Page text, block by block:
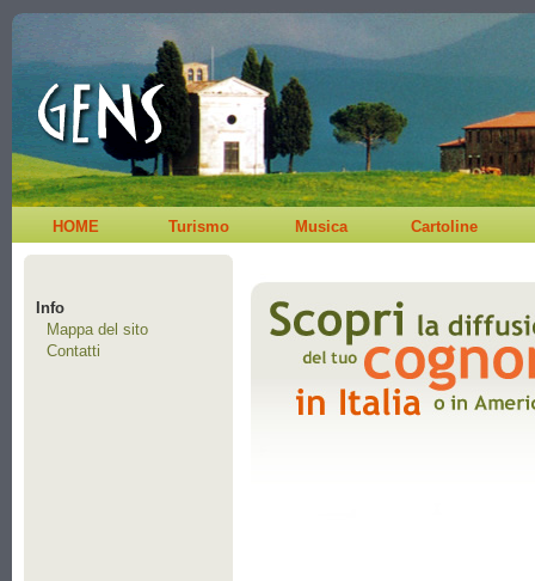
HOME Turismo Musica Cartoline
Info
Mappa del sito
Contatti